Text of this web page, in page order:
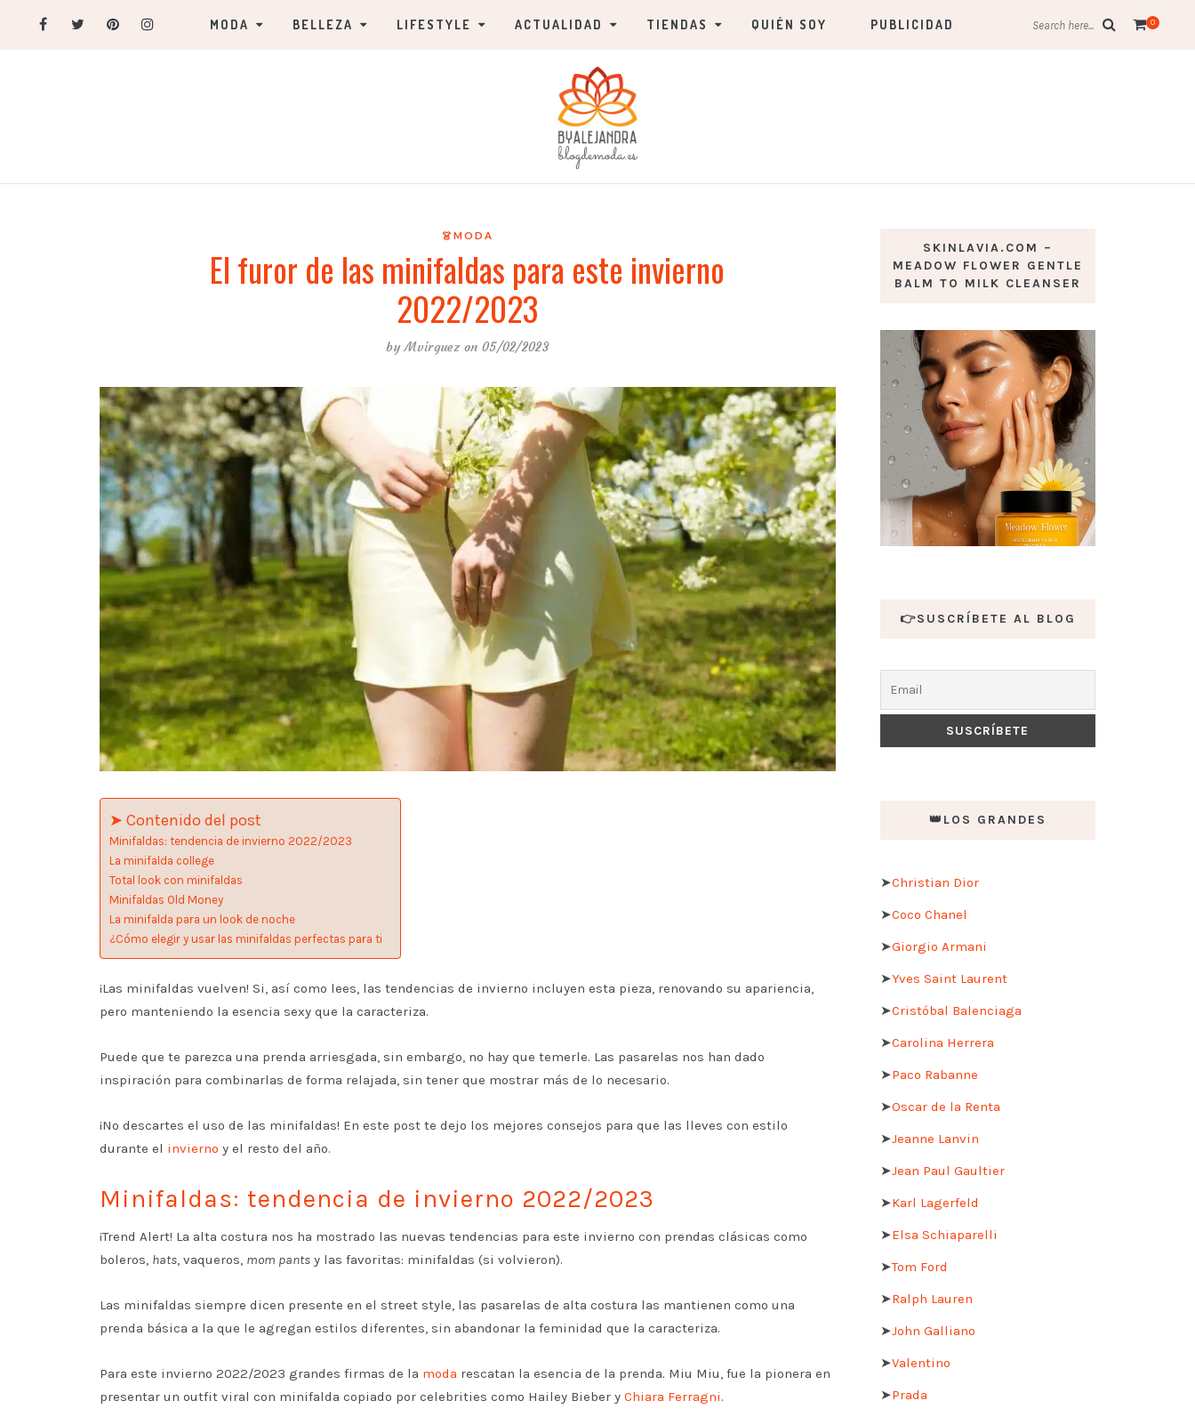
MODA BELLEZA LIFESTYLE ACTUALIDAD TIENDAS QUIÉN SOY PUBLICIDAD Search here... 0
👗MODA
El furor de las minifaldas para este invierno
2022/2023
byMvirguez on 05/02/2023
➤ Contenido del post
Minifaldas: tendencia de invierno 2022/2023
La minifalda college
Total look con minifaldas
Minifaldas Old Money
La minifalda para un look de noche
¿Cómo elegir y usar las minifaldas perfectas para ti
¡Las minifaldas vuelven! Si, así como lees, las tendencias de invierno incluyen esta pieza, renovando su apariencia,
pero manteniendo la esencia sexy que la caracteriza.
Puede que te parezca una prenda arriesgada, sin embargo, no hay que temerle. Las pasarelas nos han dado
inspiración para combinarlas de forma relajada, sin tener que mostrar más de lo necesario.
¡No descartes el uso de las minifaldas! En este post te dejo los mejores consejos para que las lleves con estilo
durante el invierno y el resto del año.
Minifaldas: tendencia de invierno 2022/2023
¡Trend Alert! La alta costura nos ha mostrado las nuevas tendencias para este invierno con prendas clásicas como
boleros, hats, vaqueros, mom pants y las favoritas: minifaldas (si volvieron).
Las minifaldas siempre dicen presente en el street style, las pasarelas de alta costura las mantienen como una
prenda básica a la que le agregan estilos diferentes, sin abandonar la feminidad que la caracteriza.
Para este invierno 2022/2023 grandes firmas de la moda rescatan la esencia de la prenda. Miu Miu, fue la pionera en
presentar un outfit viral con minifalda copiado por celebrities como Hailey Bieber y Chiara Ferragni.
SKINLAVIA.COM –
MEADOW FLOWER GENTLE
BALM TO MILK CLEANSER
👉SUSCRÍBETE AL BLOG
👑LOS GRANDES
➤Christian Dior
➤Coco Chanel
➤Giorgio Armani
➤Yves Saint Laurent
➤Cristóbal Balenciaga
➤Carolina Herrera
➤Paco Rabanne
➤Oscar de la Renta
➤Jeanne Lanvin
➤Jean Paul Gaultier
➤Karl Lagerfeld
➤Elsa Schiaparelli
➤Tom Ford
➤Ralph Lauren
➤John Galliano
➤Valentino
➤Prada